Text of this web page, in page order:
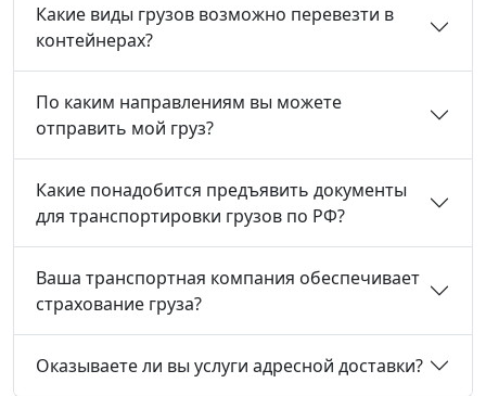
Какие виды грузов возможно перевезти в
контейнерах?
По каким направлениям вы можете
отправить мой груз?
Какие понадобится предъявить документы
для транспортировки грузов по РФ?
Ваша транспортная компания обеспечивает
страхование груза?
Оказываете ли вы услуги адресной доставки?